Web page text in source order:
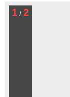
1 / 2